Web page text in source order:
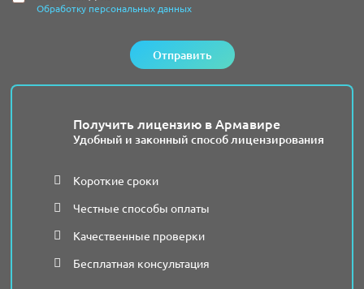
Обработку персональных данных
Отправить
Получить лицензию в Армавире
Удобный и законный способ лицензирования
Короткие сроки
Честные способы оплаты
Качественные проверки
Бесплатная консультация